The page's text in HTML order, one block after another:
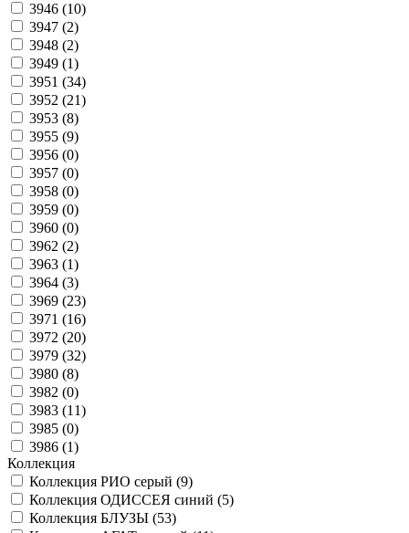
3946 (10)
3947 (2)
3948 (2)
3949 (1)
3951 (34)
3952 (21)
3953 (8)
3955 (9)
3956 (0)
3957 (0)
3958 (0)
3959 (0)
3960 (0)
3962 (2)
3963 (1)
3964 (3)
3969 (23)
3971 (16)
3972 (20)
3979 (32)
3980 (8)
3982 (0)
3983 (11)
3985 (0)
3986 (1)
Коллекция
Коллекция РИО серый (9)
Коллекция ОДИССЕЯ синий (5)
Коллекция БЛУЗЫ (53)